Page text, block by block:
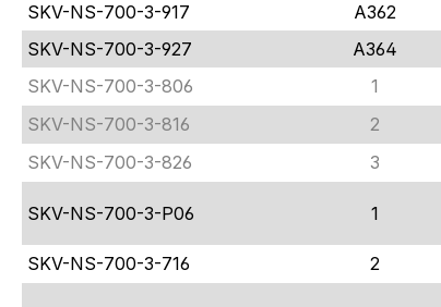
SKV-NS-700-3-917
A362
SKV-NS-700-3-927
A364
SKV-NS-700-3-806
1
SKV-NS-700-3-816
2
SKV-NS-700-3-826
3
SKV-NS-700-3-P06 1
SKV-NS-700-3-716 2